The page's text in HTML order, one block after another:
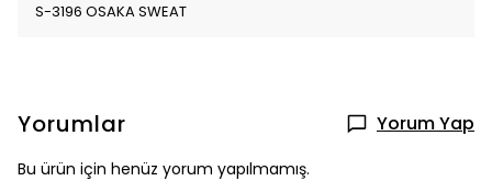
S-3196 OSAKA SWEAT
Yorumlar Yorum Yap
Bu ürün için henüz yorum yapılmamış.